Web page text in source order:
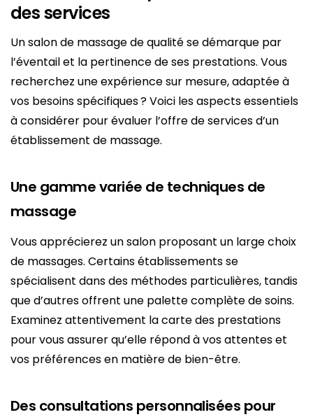
des services
Un salon de massage de qualité se démarque par
l’éventail et la pertinence de ses prestations. Vous
recherchez une expérience sur mesure, adaptée à
vos besoins spécifiques ? Voici les aspects essentiels
à considérer pour évaluer l’offre de services d’un
établissement de massage.
Une gamme variée de techniques de
massage
Vous apprécierez un salon proposant un large choix
de massages. Certains établissements se
spécialisent dans des méthodes particulières, tandis
que d’autres offrent une palette complète de soins.
Examinez attentivement la carte des prestations
pour vous assurer qu’elle répond à vos attentes et
vos préférences en matière de bien-être.
Des consultations personnalisées pour